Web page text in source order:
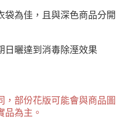
袋為佳，且與深色商品分開
日曬達到消毒除溼效果
，部份花版可能會與商品圖
品為主。